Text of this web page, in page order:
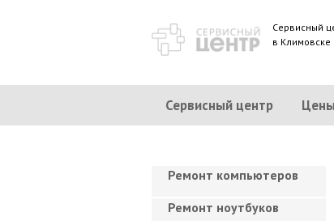
Сервисный
в Климовске
Сервисный центр Цены
Ремонт компьютеров
Ремонт ноутбуков